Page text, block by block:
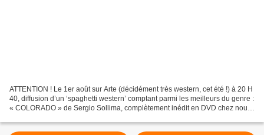
ATTENTION ! Le 1er août sur Arte (décidément très western, cet été !) à 20 H
40, diffusion d’un ‘spaghetti western’ comptant parmi les meilleurs du genre :
« COLORADO » de Sergio Sollima, complètement inédit en DVD chez nous.